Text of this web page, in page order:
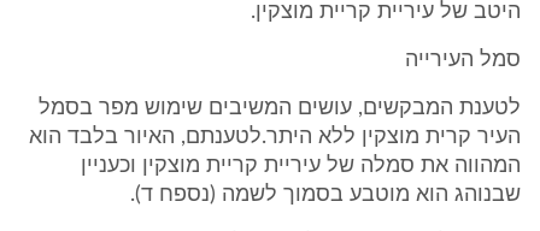
היטב של עיריית קריית מוצקין.
סמל העירייה
לטענת המבקשים, עושים המשיבים שימוש מפר בסמל
העיר קרית מוצקין ללא היתר.לטענתם, האיור בלבד הוא
המהווה את סמלה של עיריית קריית מוצקין וכעניין
שבנוהג הוא מוטבע בסמוך לשמה (נספח ד).